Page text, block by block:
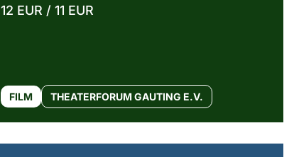
12 EUR / 11 EUR
FILM THEATERFORUM GAUTING E.V.